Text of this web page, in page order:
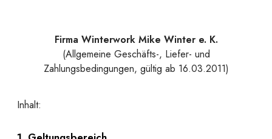
Firma Winterwork Mike Winter e. K.
(Allgemeine Geschäfts-, Liefer- und
Zahlungsbedingungen, gültig ab 16.03.2011)
Inhalt: